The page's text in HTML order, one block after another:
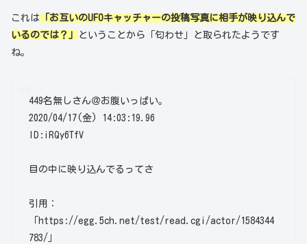
これは 「お互いのUFOキャッチャーの投稿写真に相手が映り込んで
いるのでは？」
ということから「匂わせ」と取られたようです
ね。
449名無しさん＠お腹いっぱい。
2020/04/17(金) 14:03:19.96
ID:iRQy6TfV
目の中に映り込んでるってさ
引用：
「https://egg.5ch.net/test/read.cgi/actor/1584344
783/」